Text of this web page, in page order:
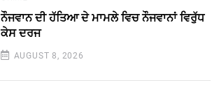
ਨੌਜਵਾਨ ਦੀ ਹੱਤਿਆ ਦੇ ਮਾਮਲੇ ਵਿਚ ਨੌਜਵਾਨਾਂ ਵਿਰੁੱਧ
ਕੇਸ ਦਰਜ
AUGUST 8, 2026